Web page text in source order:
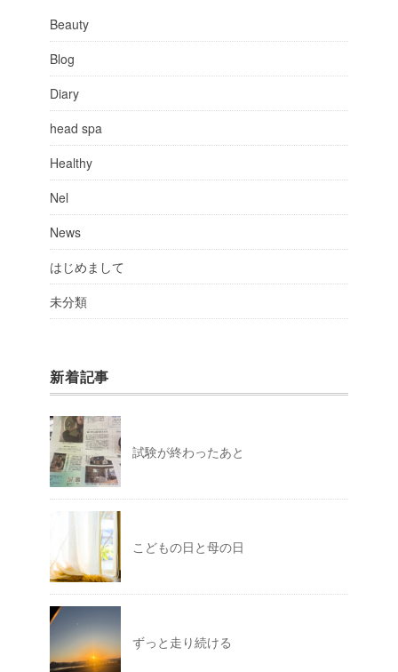
Beauty
Blog
Diary
head spa
Healthy
Nel
News
はじめまして
未分類
新着記事
試験が終わったあと
こどもの日と母の日
ずっと走り続ける